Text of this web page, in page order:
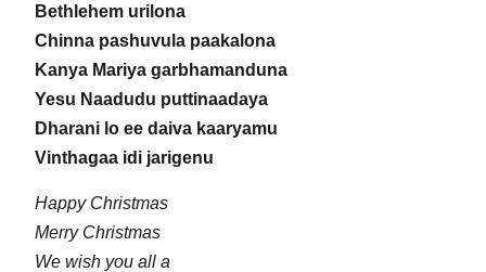
Bethlehem urilona
Chinna pashuvula paakalona
Kanya Mariya garbhamanduna
Yesu Naadudu puttinaadaya
Dharani lo ee daiva kaaryamu
Vinthagaa idi jarigenu
Happy Christmas
Merry Christmas
We wish you all a